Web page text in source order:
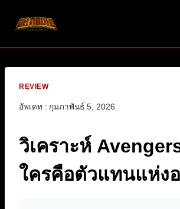
REVIEW
อัพเดท : กุมภาพันธ์ 5, 2026
วิเคราะห์
ใครคือตัวแทนแห่ง